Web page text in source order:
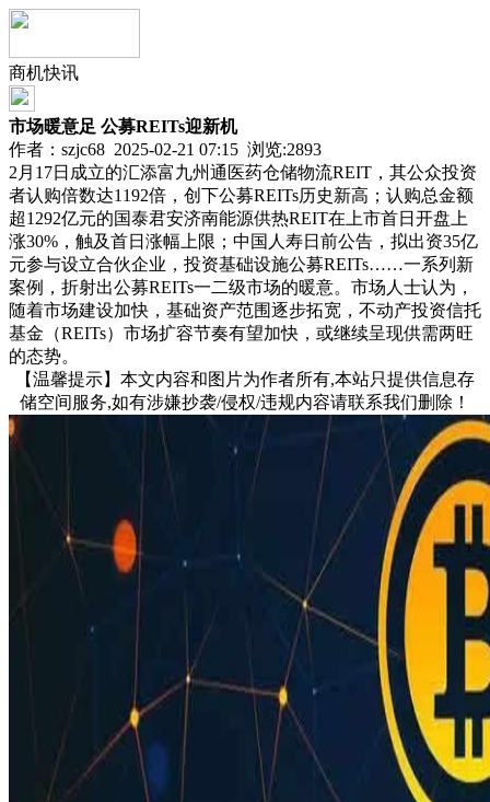
商机快讯
市场暖意足 公募REITs迎新机
作者：szjc68 2025-02-21 07:15 浏览:2893
2月17日成立的汇添富九州通医药仓储物流REIT，其公众投资
者认购倍数达1192倍，创下公募REITs历史新高；认购总金额
超1292亿元的国泰君安济南能源供热REIT在上市首日开盘上
涨30%，触及首日涨幅上限；中国人寿日前公告，拟出资35亿
元参与设立合伙企业，投资基础设施公募REITs……一系列新
案例，折射出公募REITs一二级市场的暖意。市场人士认为，
随着市场建设加快，基础资产范围逐步拓宽，不动产投资信托
基金（REITs）市场扩容节奏有望加快，或继续呈现供需两旺
的态势。
【温馨提示】本文内容和图片为作者所有,本站只提供信息存
储空间服务,如有涉嫌抄袭/侵权/违规内容请联系我们删除！